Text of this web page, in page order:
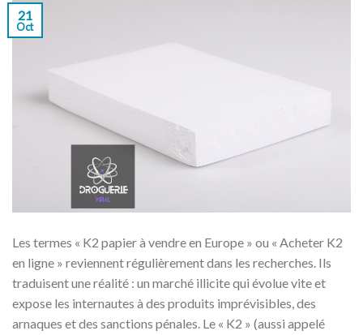
21
Oct
Les termes « K2 papier à vendre en Europe » ou « Acheter K2
en ligne » reviennent régulièrement dans les recherches. Ils
traduisent une réalité : un marché illicite qui évolue vite et
expose les internautes à des produits imprévisibles, des
arnaques et des sanctions pénales. Le « K2 » (aussi appelé